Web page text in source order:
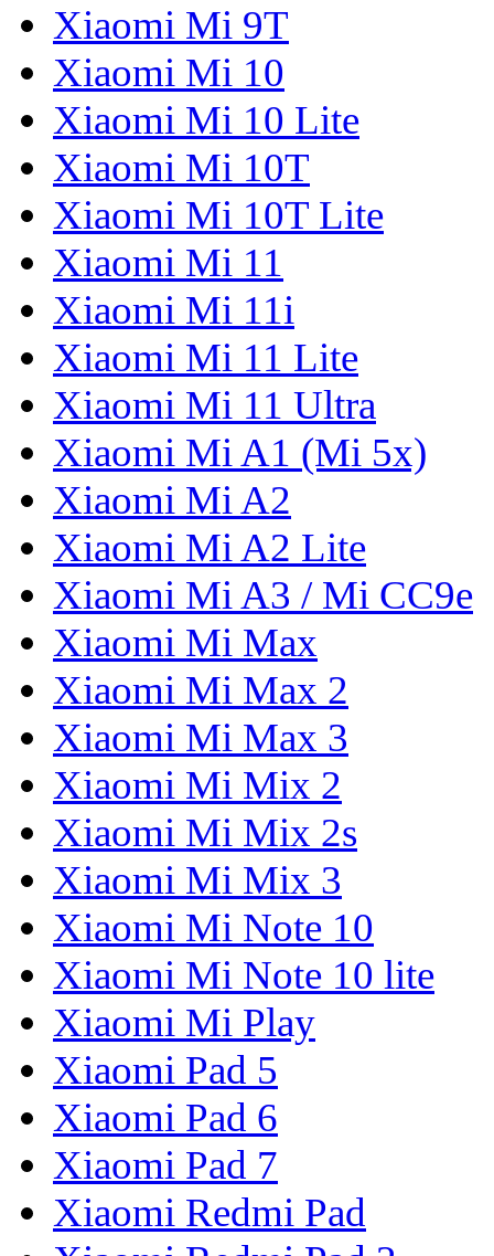
Xiaomi Mi 9T
Xiaomi Mi 10
Xiaomi Mi 10 Lite
Xiaomi Mi 10T
Xiaomi Mi 10T Lite
Xiaomi Mi 11
Xiaomi Mi 11i
Xiaomi Mi 11 Lite
Xiaomi Mi 11 Ultra
Xiaomi Mi A1 (Mi 5x)
Xiaomi Mi A2
Xiaomi Mi A2 Lite
Xiaomi Mi A3 / Mi CC9e
Xiaomi Mi Max
Xiaomi Mi Max 2
Xiaomi Mi Max 3
Xiaomi Mi Mix 2
Xiaomi Mi Mix 2s
Xiaomi Mi Mix 3
Xiaomi Mi Note 10
Xiaomi Mi Note 10 lite
Xiaomi Mi Play
Xiaomi Pad 5
Xiaomi Pad 6
Xiaomi Pad 7
Xiaomi Redmi Pad